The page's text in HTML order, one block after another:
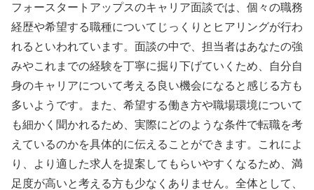
フォースタートアップスのキャリア面談では、個々の職務
経歴や希望する職種についてじっくりとヒアリングが行わ
れるといわれています。面談の中で、担当者はあなたの強
みやこれまでの経験を丁寧に掘り下げていくため、自分自
身のキャリアについて考える良い機会になると感じる方も
多いようです。また、希望する働き方や職場環境について
も細かく聞かれるため、実際にどのような条件で転職を考
えているのかを具体的に伝えることができます。これによ
り、より適した求人を提案してもらいやすくなるため、満
足度が高いと考える方も少なくありません。全体として、